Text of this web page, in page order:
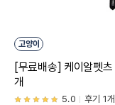
고양이
[무료배송] 케이알펫
개
5.0 후기 1개